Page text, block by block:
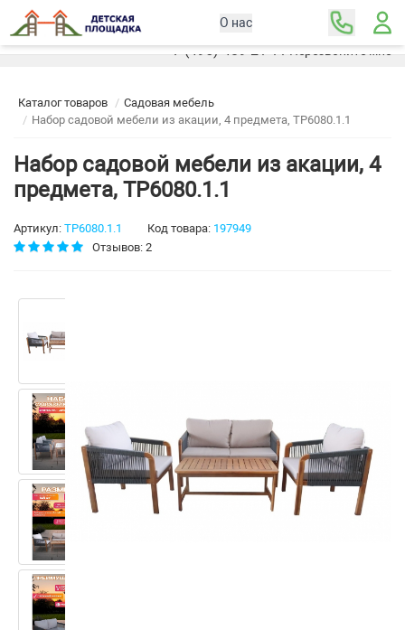
О нас
Москва
+7 (495) 489-21-11Перезвоните мне
Каталог товаров
Садовая мебель
Набор садовой мебели из акации, 4 предмета, TP6080.1.1
Набор садовой мебели из акации, 4
предмета, TP6080.1.1
Артикул: TP6080.1.1 Код товара: 197949
Отзывов: 2